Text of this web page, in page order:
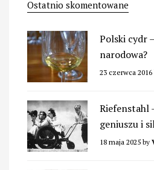
Ostatnio skomentowane
Polski cydr
narodowa?
23 czerwca 2016
Riefenstahl
geniuszu i
18 maja 2025 by